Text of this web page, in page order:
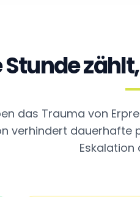
das Trauma von
verhindert dauerhafte
Eskalation